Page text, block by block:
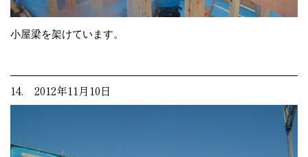
小屋梁を架けています。
14. 2012年11月10日